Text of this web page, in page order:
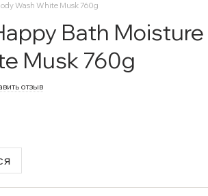
Wash White Musk 760g
Bath
Musk 760g
отзыв